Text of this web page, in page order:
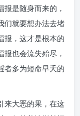
是随身而来的，
们就要想办法去堵
报，这才是根本的
也会流失殆尽，
者多为短命早夭的
来大恶的果，在这